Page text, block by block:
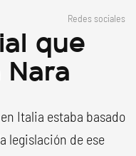
Redes sociales
que
Italia estaba basado
legislación de ese